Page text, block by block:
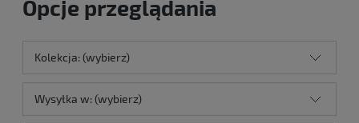
Opcje przeglądania
Kolekcja: (wybierz)
Wysyłka w: (wybierz)